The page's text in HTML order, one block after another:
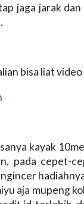
jaga jarak
bisa liat
kayak
pada cepet-
aja mupeng